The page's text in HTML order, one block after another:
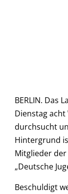
BERLIN. Das
Dienstag
durchsucht
Hintergrund
Mitglieder
„Deutsche
Beschuldigt